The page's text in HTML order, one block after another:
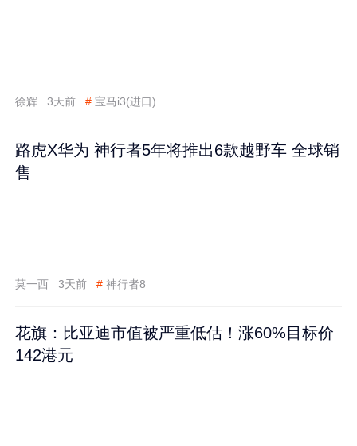
徐辉 3天前 # 宝马i3(进口)
路虎X华为 神行者5年将推出6款越野车 全球销
售
莫一西 3天前 # 神行者8
花旗：比亚迪市值被严重低估！涨60%目标价
142港元